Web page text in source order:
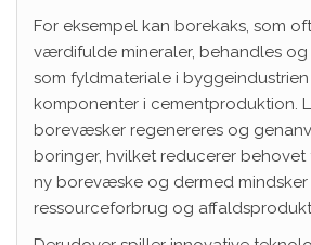
For eksempel kan borekaks, som
værdifulde mineraler, behandles
som fyldmateriale i
komponenter i cementproduktion.
borevæsker regenereres og
boringer, hvilket reducerer
ny borevæske og dermed
ressourceforbrug og